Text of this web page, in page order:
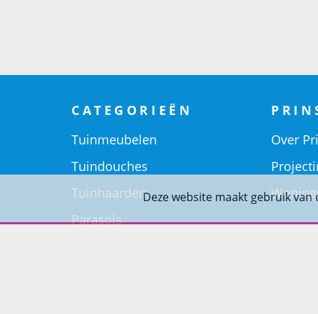
Deze website maakt gebruik van
CATEGORIEËN
Tuinmeubelen
Tuindouches
Tuinhaarden
Parasols
Over